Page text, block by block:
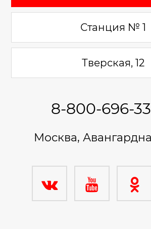
Станция № 1
Тверская, 12
8-800-696-
Москва,